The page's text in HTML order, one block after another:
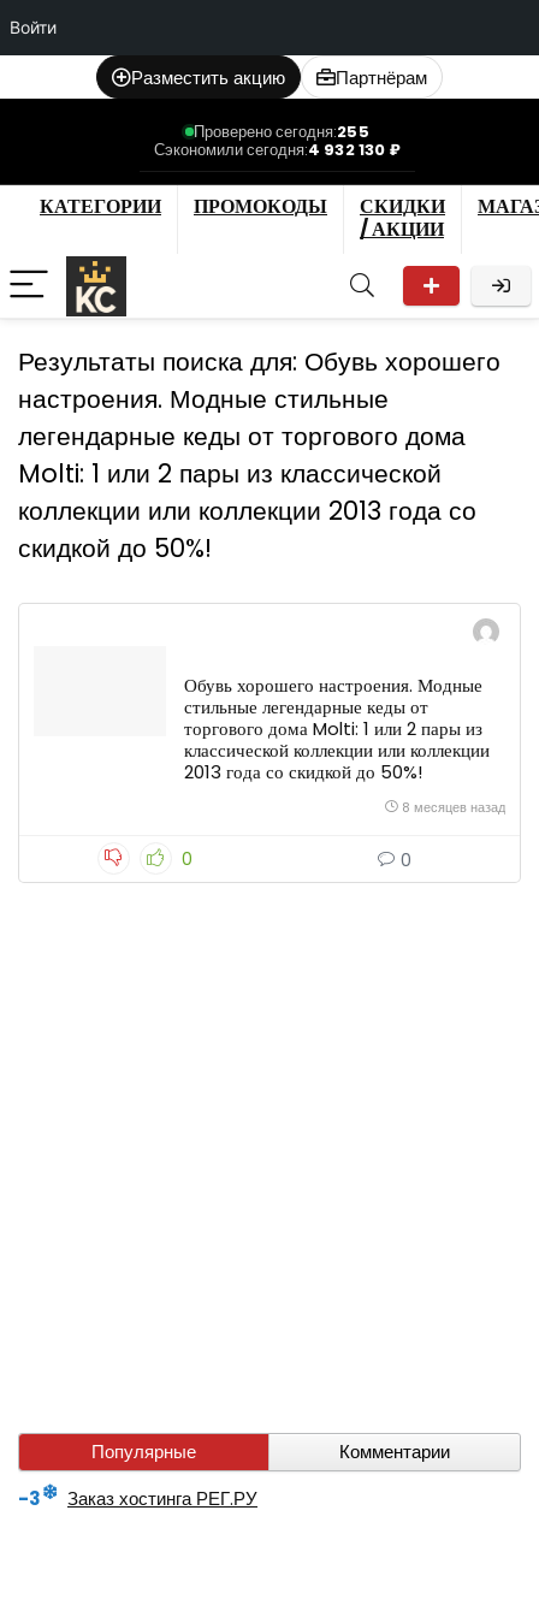
Войти
Разместить акцию Партнёрам
Проверено сегодня:255
Сэкономили сегодня:4 932 130 ₽
КАТЕГОРИИ ПРОМОКОДЫ
СКИДКИ
/ АКЦИИ
Результаты поиска для: Обувь хорошего
настроения. Модные стильные
легендарные кеды от торгового дома
Molti: 1 или 2 пары из классической
коллекции или коллекции 2013 года со
скидкой до 50%!
Обувь хорошего настроения. Модные
стильные легендарные кеды от
торгового дома Molti: 1 или 2 пары из
классической коллекции или коллекции
2013 года со скидкой до 50%!
8 месяцев назад
0 0
Популярные
Комментарии
-3
Заказ хостинга РЕГ.РУ